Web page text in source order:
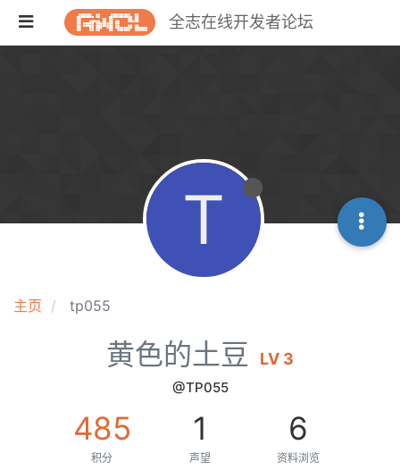
全志在线开发者论坛
主页 tp055
T
黄色的土豆 LV 3
@TP055
485
积分
1
声望
6
资料浏览